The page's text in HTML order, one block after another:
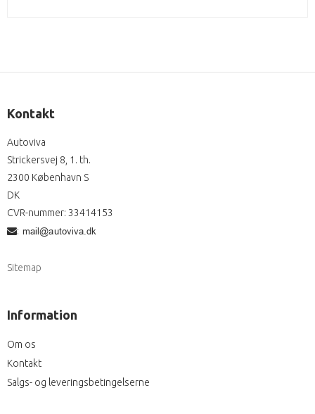
Kontakt
Autoviva
Strickersvej 8, 1. th.
2300 København S
DK
CVR-nummer: 33414153
:
Sitemap
Information
Om os
Kontakt
Salgs- og leveringsbetingelserne